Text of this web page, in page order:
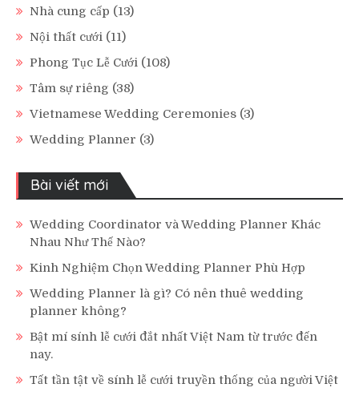
Nhà cung cấp (13)
Nội thất cưới (11)
Phong Tục Lễ Cưới (108)
Tâm sự riêng (38)
Vietnamese Wedding Ceremonies (3)
Wedding Planner (3)
Bài viết mới
Wedding Coordinator và Wedding Planner Khác
Nhau Như Thế Nào?
Kinh Nghiệm Chọn Wedding Planner Phù Hợp
Wedding Planner là gì? Có nên thuê wedding
planner không?
Bật mí sính lễ cưới đắt nhất Việt Nam từ trước đến
nay.
Tất tần tật về sính lễ cưới truyền thống của người Việt